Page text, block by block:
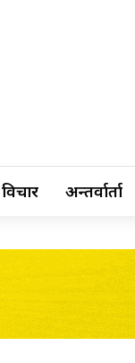
विचार अन्तर्वार्ता